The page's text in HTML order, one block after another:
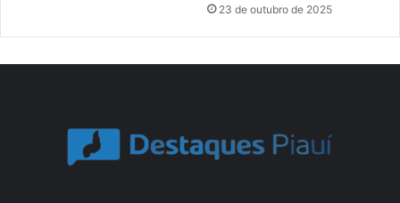
23 de outubro de 2025